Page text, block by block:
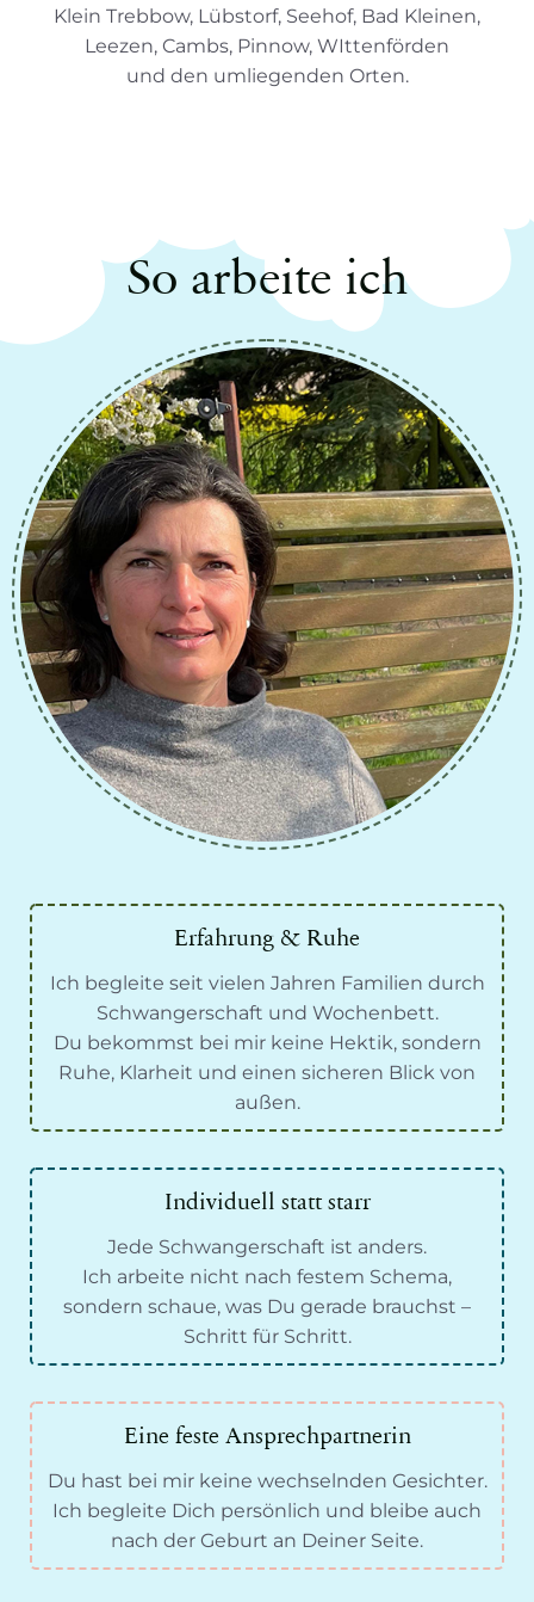
Klein Trebbow, Lübstorf, Seehof, Bad Kleinen,
Leezen, Cambs, Pinnow, WIttenförden
und den umliegenden Orten.
So arbeite ich
Erfahrung & Ruhe
Ich begleite seit vielen Jahren Familien durch
Schwangerschaft und Wochenbett.
Du bekommst bei mir keine Hektik, sondern
Ruhe, Klarheit und einen sicheren Blick von
außen.
Individuell statt starr
Jede Schwangerschaft ist anders.
Ich arbeite nicht nach festem Schema,
sondern schaue, was Du gerade brauchst –
Schritt für Schritt.
Eine feste Ansprechpartnerin
Du hast bei mir keine wechselnden Gesichter.
Ich begleite Dich persönlich und bleibe auch
nach der Geburt an Deiner Seite.